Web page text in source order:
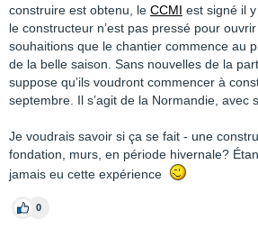
construire est obtenu, le CCMI est signé il
le constructeur n’est pas pressé pour
souhaitions que le chantier commence au
de la belle saison. Sans nouvelles de la
suppose qu’ils voudront commencer à
septembre. Il s’agit de la Normandie, avec
Je voudrais savoir si ça se fait - une
fondation, murs, en période hivernale?
jamais eu cette expérience
0